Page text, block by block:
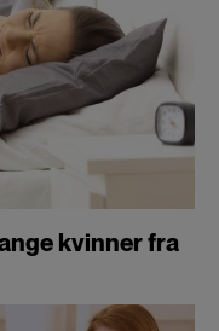
kvinner fra